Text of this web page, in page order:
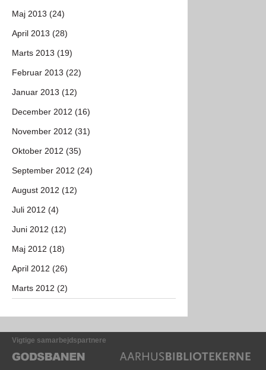
Maj 2013 (24)
April 2013 (28)
Marts 2013 (19)
Februar 2013 (22)
Januar 2013 (12)
December 2012 (16)
November 2012 (31)
Oktober 2012 (35)
September 2012 (24)
August 2012 (12)
Juli 2012 (4)
Juni 2012 (12)
Maj 2012 (18)
April 2012 (26)
Marts 2012 (2)
Vigtige samarbejdspartnere